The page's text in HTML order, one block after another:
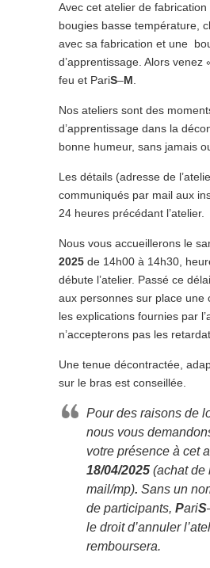
Avec cet atelier de
bougies basse température,
avec sa fabrication et une
d’apprentissage. Alors venez
feu et PariS–M.
Nos ateliers sont des
d’apprentissage dans la
bonne humeur, sans jamais
Les détails (adresse de
communiqués par mail aux
24 heures précédant l’atelier.
Nous vous accueillerons le
2025 de 14h00 à 14h30,
débute l’atelier. Passé ce
aux personnes sur place une
les explications fournies par
n’accepterons pas les
Une tenue décontractée,
sur le bras est conseillée.
Pour des raisons de
nous vous
votre présence à cet
18/04/2025 (achat de
mail/mp). Sans un
de participants, PariS
le droit d’annuler
remboursera.